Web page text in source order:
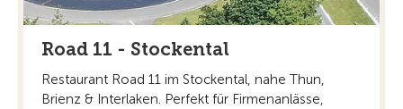
Road 11 - Stockental
Restaurant Road 11 im Stockental, nahe Thun,
Brienz & Interlaken. Perfekt für Firmenanlässe,